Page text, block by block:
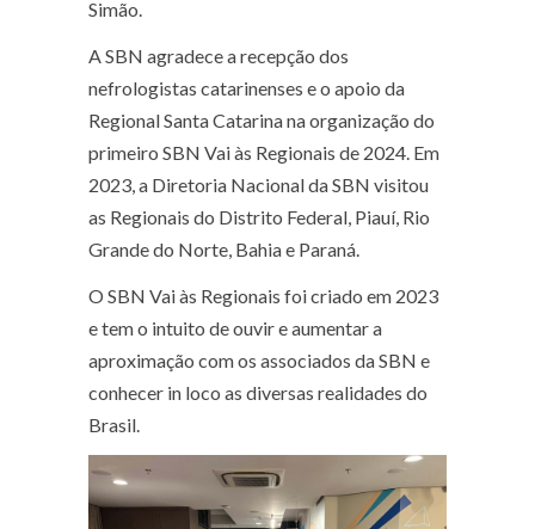
Simão.
A SBN agradece a recepção dos
nefrologistas catarinenses e o apoio da
Regional Santa Catarina na organização do
primeiro SBN Vai às Regionais de 2024. Em
2023, a Diretoria Nacional da SBN visitou
as Regionais do Distrito Federal, Piauí, Rio
Grande do Norte, Bahia e Paraná.
O SBN Vai às Regionais foi criado em 2023
e tem o intuito de ouvir e aumentar a
aproximação com os associados da SBN e
conhecer in loco as diversas realidades do
Brasil.